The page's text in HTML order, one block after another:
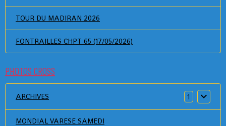
TOUR DU MADIRAN 2026
FONTRAILLES CHPT 65 (17/05/2026)
PHOTOS CROSS
ARCHIVES 1
MONDIAL VARESE SAMEDI